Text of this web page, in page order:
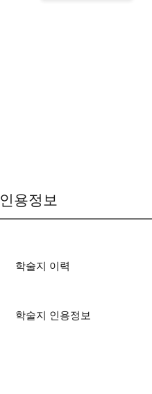
인용정보
학술지 이력
학술지 인용정보